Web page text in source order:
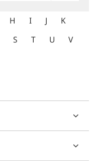
H I J
K
S T U
V